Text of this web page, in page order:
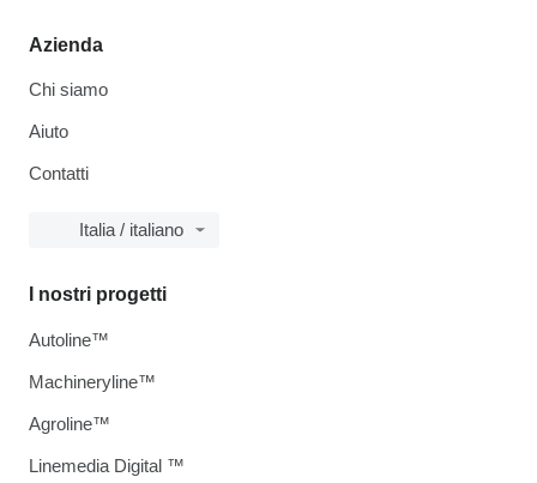
Azienda
Chi siamo
Aiuto
Contatti
Italia / italiano
I nostri progetti
Autoline™
Machineryline™
Agroline™
Linemedia Digital ™